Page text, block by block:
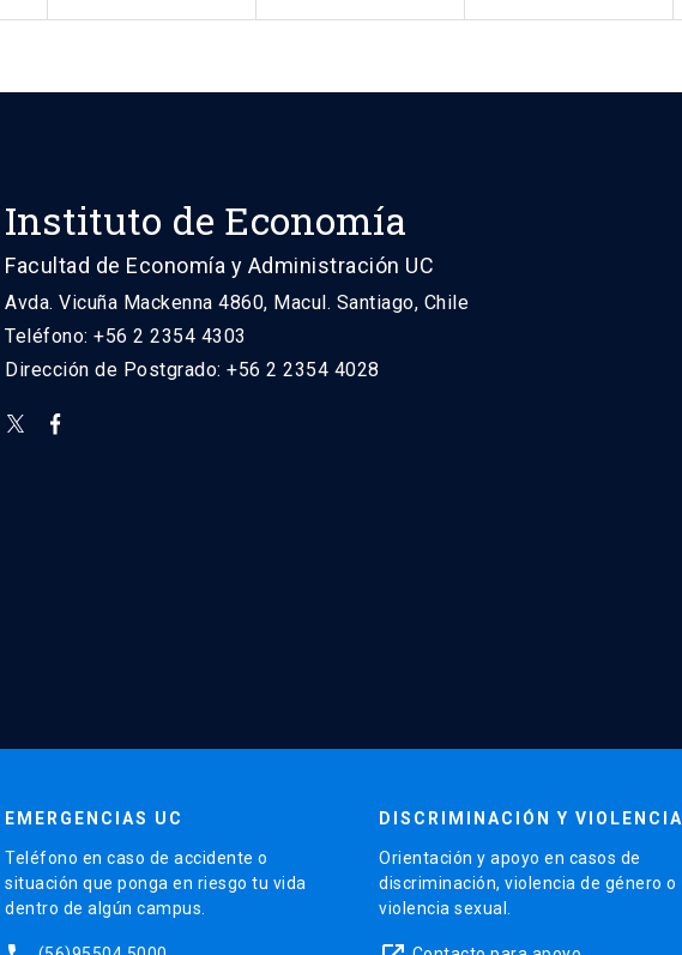
Instituto de Economía
Facultad de Economía y Administración UC
Avda. Vicuña Mackenna 4860, Macul. Santiago, Chile
Teléfono: +56 2 2354 4303
Dirección de Postgrado: +56 2 2354 4028
EMERGENCIAS UC
Teléfono en caso de accidente o
situación que ponga en riesgo tu vida
dentro de algún campus.
DISCRIMINACIÓN Y VIOLENCIA
Orientación y apoyo en casos de
discriminación, violencia de género o
violencia sexual.